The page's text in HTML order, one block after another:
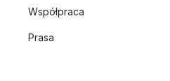
Współpraca
Prasa